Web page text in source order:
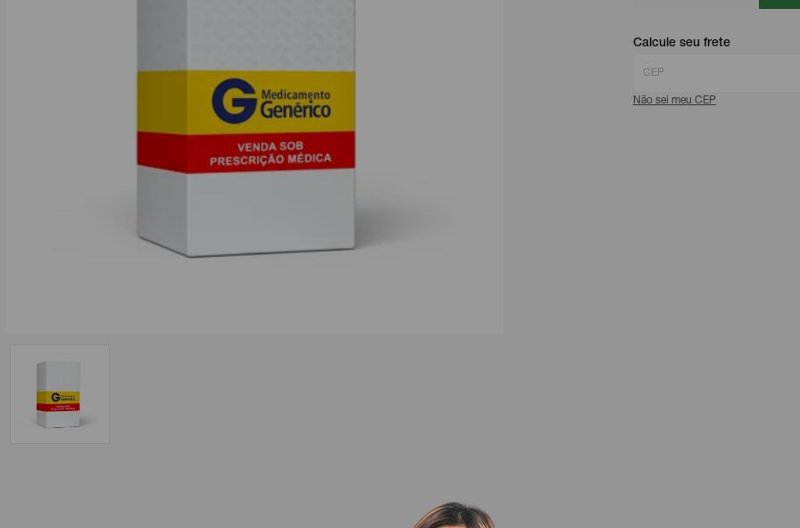
Calcule seu frete
Não sei meu CEP